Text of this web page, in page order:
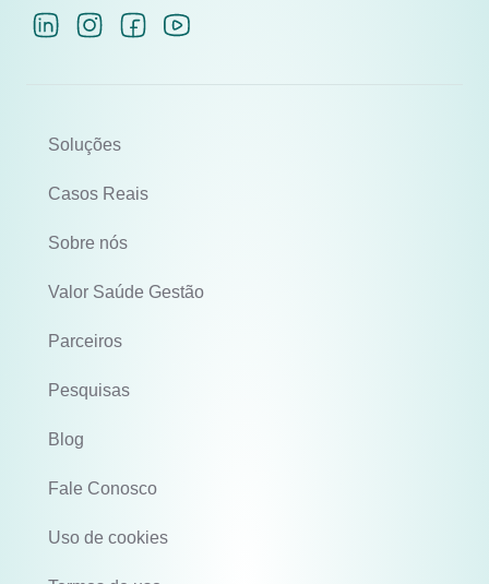
Soluções
Casos Reais
Sobre nós
Valor Saúde Gestão
Parceiros
Pesquisas
Blog
Fale Conosco
Uso de cookies